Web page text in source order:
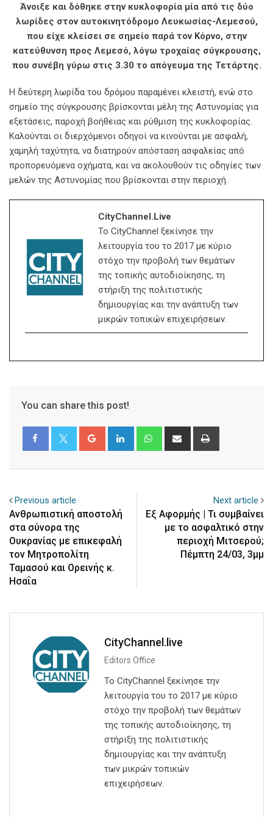
Άνοιξε και δόθηκε στην κυκλοφορία μία από τις δύο
λωρίδες στον αυτοκινητόδρομο Λευκωσίας-Λεμεσού,
που είχε κλείσει σε σημείο παρά τον Κόρνο, στην
κατεύθυνση προς Λεμεσό, λόγω τροχαίας σύγκρουσης,
που συνέβη γύρω στις 3.30 το απόγευμα της Τετάρτης.
Η δεύτερη λωρίδα του δρόμου παραμένει κλειστή, ενώ στο
σημείο της σύγκρουσης βρίσκονται μέλη της Αστυνομίας για
εξετάσεις, παροχή βοήθειας και ρύθμιση της κυκλοφορίας.
Καλούνται οι διερχόμενοι οδηγοί να κινούνται με ασφαλή,
χαμηλή ταχύτητα, να διατηρούν απόσταση ασφαλείας από
προπορευόμενα οχήματα, και να ακολουθούν τις οδηγίες των
μελών της Αστυνομίας που βρίσκονται στην περιοχή.
CityChannel.live
Το CityChannel ξεκίνησε την
λειτουργία του το 2017 με κύριο
στόχο την προβολή των θεμάτων
της τοπικής αυτοδιοίκησης, τη
στήριξη της πολιτιστικής
δημιουργίας και την ανάπτυξη των
μικρών τοπικών επιχειρήσεων.
You can share this post!
Google+ LinkedIn WhatsappShare
Previous article
Ανθρωπιστική αποστολή
στα σύνορα της
Ουκρανίας με επικεφαλή
τον Μητροπολίτη
Ταμασού και Ορεινής κ.
Ησαΐα
Next article
Εξ Αφορμής | Τι συμβαίνει
με το ασφαλτικό στην
περιοχή Μιτσερού;
Πέμπτη 24/03, 3μμ
CityChannel.live
Editors Office
Το CityChannel ξεκίνησε την
λειτουργία του το 2017 με κύριο
στόχο την προβολή των θεμάτων
της τοπικής αυτοδιοίκησης, τη
στήριξη της πολιτιστικής
δημιουργίας και την ανάπτυξη
των μικρών τοπικών
επιχειρήσεων.